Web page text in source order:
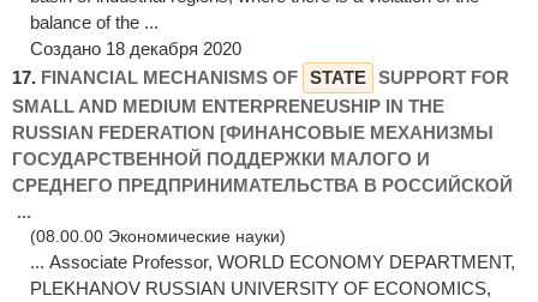
balance of the ...
Создано 18 декабря 2020
17. FINANCIAL MECHANISMS OF STATE SUPPORT FOR
SMALL AND MEDIUM ENTERPRENEUSHIP IN THE
RUSSIAN FEDERATION [ФИНАНСОВЫЕ МЕХАНИЗМЫ
ГОСУДАРСТВЕННОЙ ПОДДЕРЖКИ МАЛОГО И
СРЕДНЕГО ПРЕДПРИНИМАТЕЛЬСТВА В РОССИЙСКОЙ
...
(08.00.00 Экономические науки)
... Associate Professor, WORLD ECONOMY DEPARTMENT,
PLEKHANOV RUSSIAN UNIVERSITY OF ECONOMICS,